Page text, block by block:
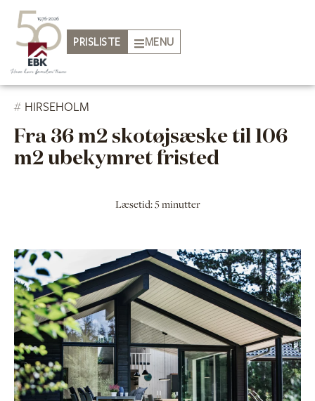
MENU
PRISLISTE
# HIRSEHOLM
Fra 36 m2 skotøjsæske til 106
m2 ubekymret fristed
Læsetid: 5 minutter